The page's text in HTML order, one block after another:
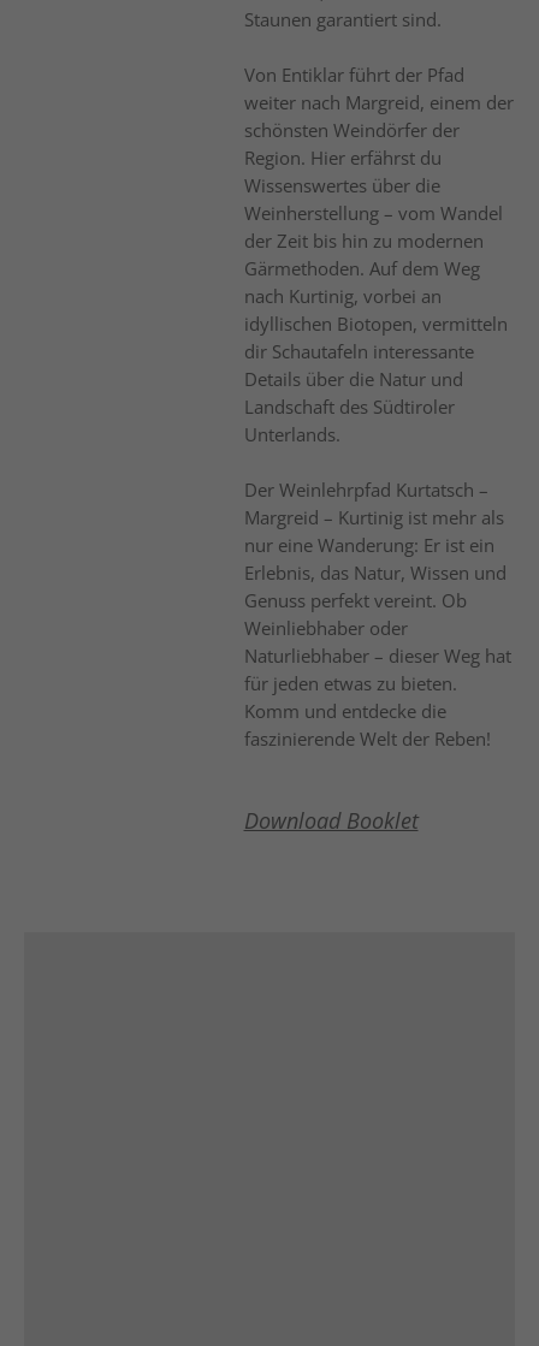
Staunen garantiert sind.
Von Entiklar führt der Pfad
weiter nach Margreid, einem der
schönsten Weindörfer der
Region. Hier erfährst du
Wissenswertes über die
Weinherstellung – vom Wandel
der Zeit bis hin zu modernen
Gärmethoden. Auf dem Weg
nach Kurtinig, vorbei an
idyllischen Biotopen, vermitteln
dir Schautafeln interessante
Details über die Natur und
Landschaft des Südtiroler
Unterlands.
Der Weinlehrpfad Kurtatsch –
Margreid – Kurtinig ist mehr als
nur eine Wanderung: Er ist ein
Erlebnis, das Natur, Wissen und
Genuss perfekt vereint. Ob
Weinliebhaber oder
Naturliebhaber – dieser Weg hat
für jeden etwas zu bieten.
Komm und entdecke die
faszinierende Welt der Reben!
Download Booklet